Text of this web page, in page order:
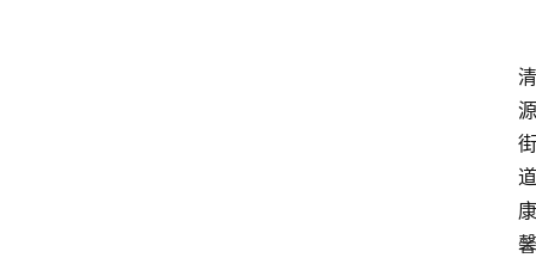
清
源
街
道
康
馨